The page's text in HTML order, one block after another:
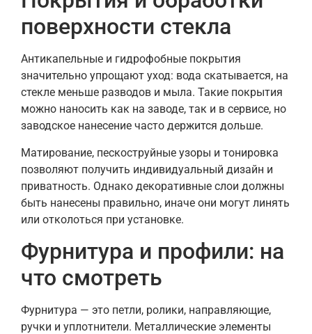
поверхности стекла
Антикапельные и гидрофобные покрытия
значительно упрощают уход: вода скатывается, на
стекле меньше разводов и мыла. Такие покрытия
можно наносить как на заводе, так и в сервисе, но
заводское нанесение часто держится дольше.
Матирование, пескоструйные узоры и тонировка
позволяют получить индивидуальный дизайн и
приватность. Однако декоративные слои должны
быть нанесены правильно, иначе они могут линять
или отколоться при установке.
Фурнитура и профили: на
что смотреть
Фурнитура — это петли, ролики, направляющие,
ручки и уплотнители. Металлические элементы